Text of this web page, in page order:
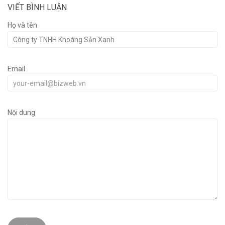
VIẾT BÌNH LUẬN
Họ và tên
Email
Nội dung